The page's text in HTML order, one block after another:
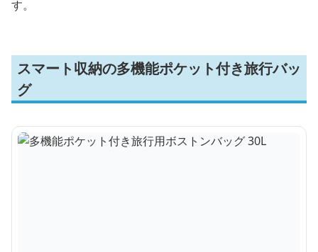
す。
スマート収納の多機能ポケット付き旅行バッ
グ